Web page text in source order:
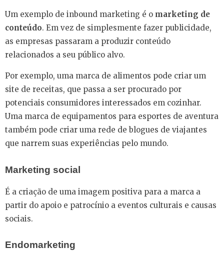
Um exemplo de inbound marketing é o marketing de
conteúdo. Em vez de simplesmente fazer publicidade,
as empresas passaram a produzir conteúdo
relacionados a seu público alvo.
Por exemplo, uma marca de alimentos pode criar um
site de receitas, que passa a ser procurado por
potenciais consumidores interessados em cozinhar.
Uma marca de equipamentos para esportes de aventura
também pode criar uma rede de blogues de viajantes
que narrem suas experiências pelo mundo.
Marketing social
É a criação de uma imagem positiva para a marca a
partir do apoio e patrocínio a eventos culturais e causas
sociais.
Endomarketing